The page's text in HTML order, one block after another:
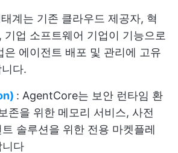
계는 기존 클라우드 제공자, 혁
기업 소프트웨어 기업이 기능으로
은 에이전트 배포 및 관리에 고유
다.
: AgentCore는 보안 런타임 환
존을 위한 메모리 서비스, 사전
솔루션을 위한 전용 마켓플레
니다